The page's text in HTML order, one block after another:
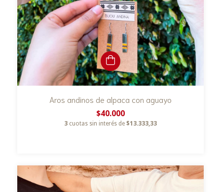
Aros andinos de alpaca con aguayo
$40.000
3 cuotas sin interés de $13.333,33